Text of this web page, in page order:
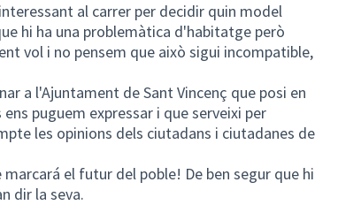
al carrer per decidir quin model
hi ha una problemàtica d'habitatge però
vol i no pensem que això sigui incompatible,
a l'Ajuntament de Sant Vincenç que posi en
puguem expressar i que serveixi per
les opinions dels ciutadans i ciutadanes de
el futur del poble! De ben segur que hi
dir la seva.